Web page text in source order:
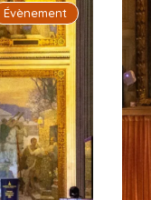
Évènement